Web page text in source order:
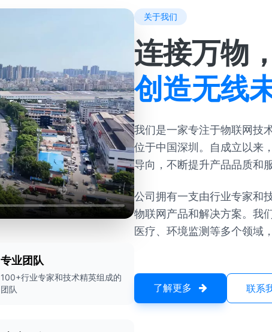
专业团队
100+行业专家和技术精英组成的
团队
关于我们
连接万物，
创造无线
我们是一家专注于物联网技
位于中国深圳。自成立以来
导向，不断提升产品品质和
公司拥有一支由行业专家和
物联网产品和解决方案。我
医疗、环境监测等多个领域
了解更多 联系